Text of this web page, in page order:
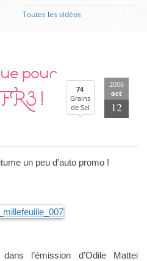
Toutes les vidéos
pour
!
74
Grains
de Sel
2006
oct
12
un peu d’auto promo !
l’émission d’Odile Mattei